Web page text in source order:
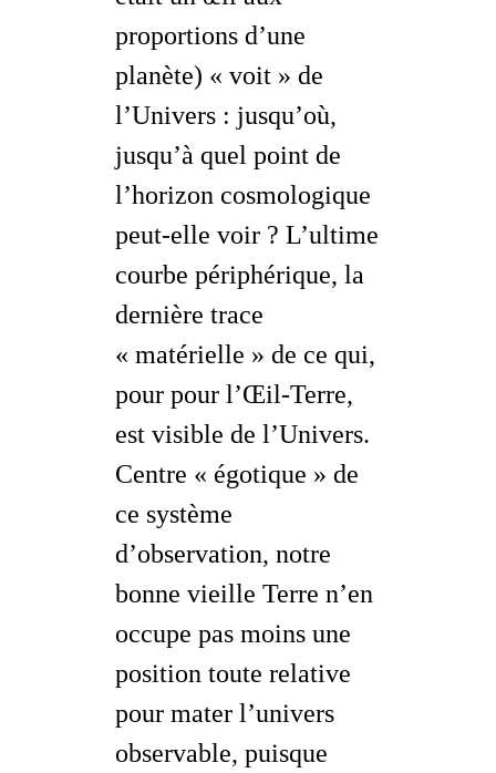
proportions d’une
planète) « voit » de
l’Univers : jusqu’où,
jusqu’à quel point de
l’horizon cosmologique
peut-elle voir ? L’ultime
courbe périphérique, la
dernière trace
« matérielle » de ce qui,
pour pour l’Œil-Terre,
est visible de l’Univers.
Centre « égotique » de
ce système
d’observation, notre
bonne vieille Terre n’en
occupe pas moins une
position toute relative
pour mater l’univers
observable, puisque